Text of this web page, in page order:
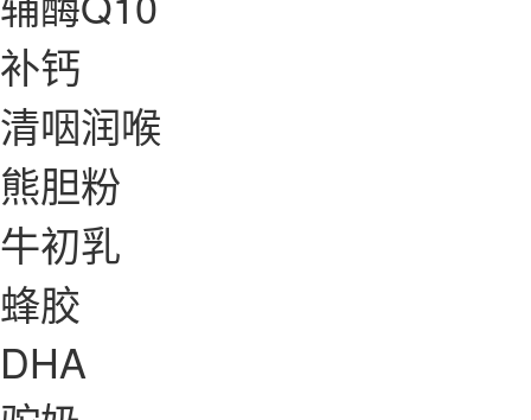
补钙
清咽润喉
熊胆粉
牛初乳
蜂胶
DHA